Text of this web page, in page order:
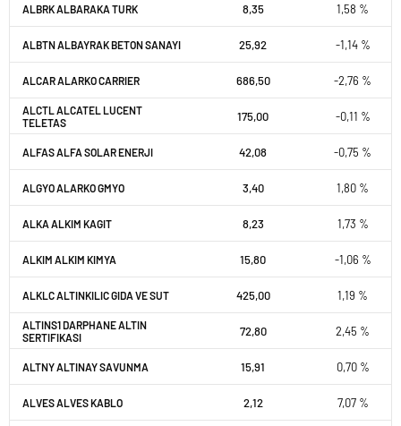
ALBRK ALBARAKA TURK 8,35 1,58 %
ALBTN ALBAYRAK BETON SANAYI 25,92 -1,14 %
ALCAR ALARKO CARRIER 686,50 -2,76 %
ALCTL ALCATEL LUCENT
TELETAS
175,00 -0,11 %
ALFAS ALFA SOLAR ENERJI 42,08 -0,75 %
ALGYO ALARKO GMYO 3,40 1,80 %
ALKA ALKIM KAGIT 8,23 1,73 %
ALKIM ALKIM KIMYA 15,80 -1,06 %
ALKLC ALTINKILIC GIDA VE SUT 425,00 1,19 %
ALTINS1 DARPHANE ALTIN
SERTIFIKASI
72,80 2,45 %
ALTNY ALTINAY SAVUNMA 15,91 0,70 %
ALVES ALVES KABLO 2,12 7,07 %